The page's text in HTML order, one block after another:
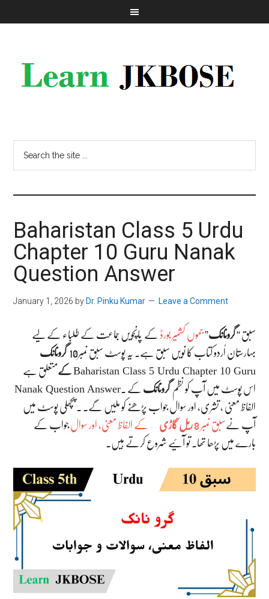
Baharistan Class 5 Urdu
Chapter 10 Guru Nanak
Question Answer
January 1, 2026 by Dr. Pinku Kumar Leave a Comment
سبق “گرونانک”جموں کشمیر بورڈ کے پانچویں جماعت کے طلباء کے لیے
بہارستان اُردو کتاب کا نویں سبق ہے۔ یہ پوسٹ سبق نمبر10
گرونانک
کے
Baharistan Class 5 Urdu Chapter 10 Guru
Nanak Question Answer
. اس پوسٹ میں آپ کو نظمگرونانک کے
الفاظ معنی ، تشری، اور سوال جواب پڑھنے کو ملیں گے۔ ۔ پچھلی پوسٹ میں
آپ نے سبق نمبر 8 ریل گاڑی کے الفاظ معنی، اور سوالجواب کے
بارے میں پڑھا تھا۔ تو آئیے شروع کرتے ہیں۔